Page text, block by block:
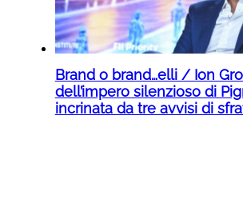
Brand o brand…elli / Ion
dell’impero silenzioso di
incrinata da tre avvisi di